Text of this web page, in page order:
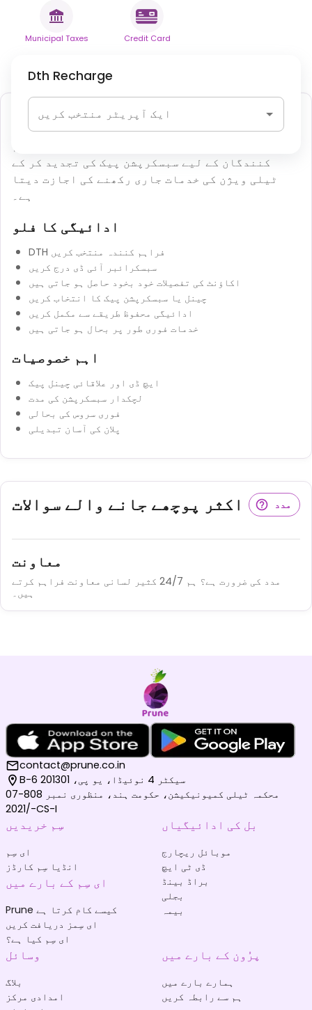
Municipal Taxes Credit Card
Dth Recharge
ایک آپریٹر منتخب کریں
ڈی ٹی ایچ ریچارج
کنندگان کے لیے سبسکرپشن پیک کی تجدید کر کے
ٹیلی ویژن کی خدمات جاری رکھنے کی اجازت دیتا
ہے۔
ادائیگی کا فلو
DTH فراہم کنندہ منتخب کریں
سبسکرائبر آئی ڈی درج کریں
اکاؤنٹ کی تفصیلات خود بخود حاصل ہو جاتی ہیں
چینل یا سبسکرپشن پیک کا انتخاب کریں
ادائیگی محفوظ طریقے سے مکمل کریں
خدمات فوری طور پر بحال ہو جاتی ہیں
اہم خصوصیات
ایچ ڈی اور علاقائی چینل پیک
لچکدار سبسکرپشن کی مدت
فوری سروس کی بحالی
پلان کی آسان تبدیلی
اکثر پوچھے جانے والے سوالات مدد
معاونت
مدد کی ضرورت ہے؟ ہم 24/7 کثیر لسانی معاونت فراہم کرتے
ہیں۔
contact@prune.co.in
B-6 سیکٹر 4 نوئیڈا، یو پی، 201301
محکمہ ٹیلی کمیونیکیشن، حکومت ہند، منظوری نمبر 808-07
/2021-CS-I
سِم خریدیں
ای سِم
انڈیا سِم کارڈز
ای سِم کے بارے میں
Prune کیسے کام کرتا ہے
ای سِمز دریافت کریں
ای سِم کیا ہے؟
بل کی ادائیگیاں
موبائل ریچارج
ڈی ٹی ایچ
براڈ بینڈ
بجلی
بیمہ
وسائل
بلاگ
امدادی مرکز
پرُون کے بارے میں
ہمارے بارے میں
ہم سے رابطہ کریں